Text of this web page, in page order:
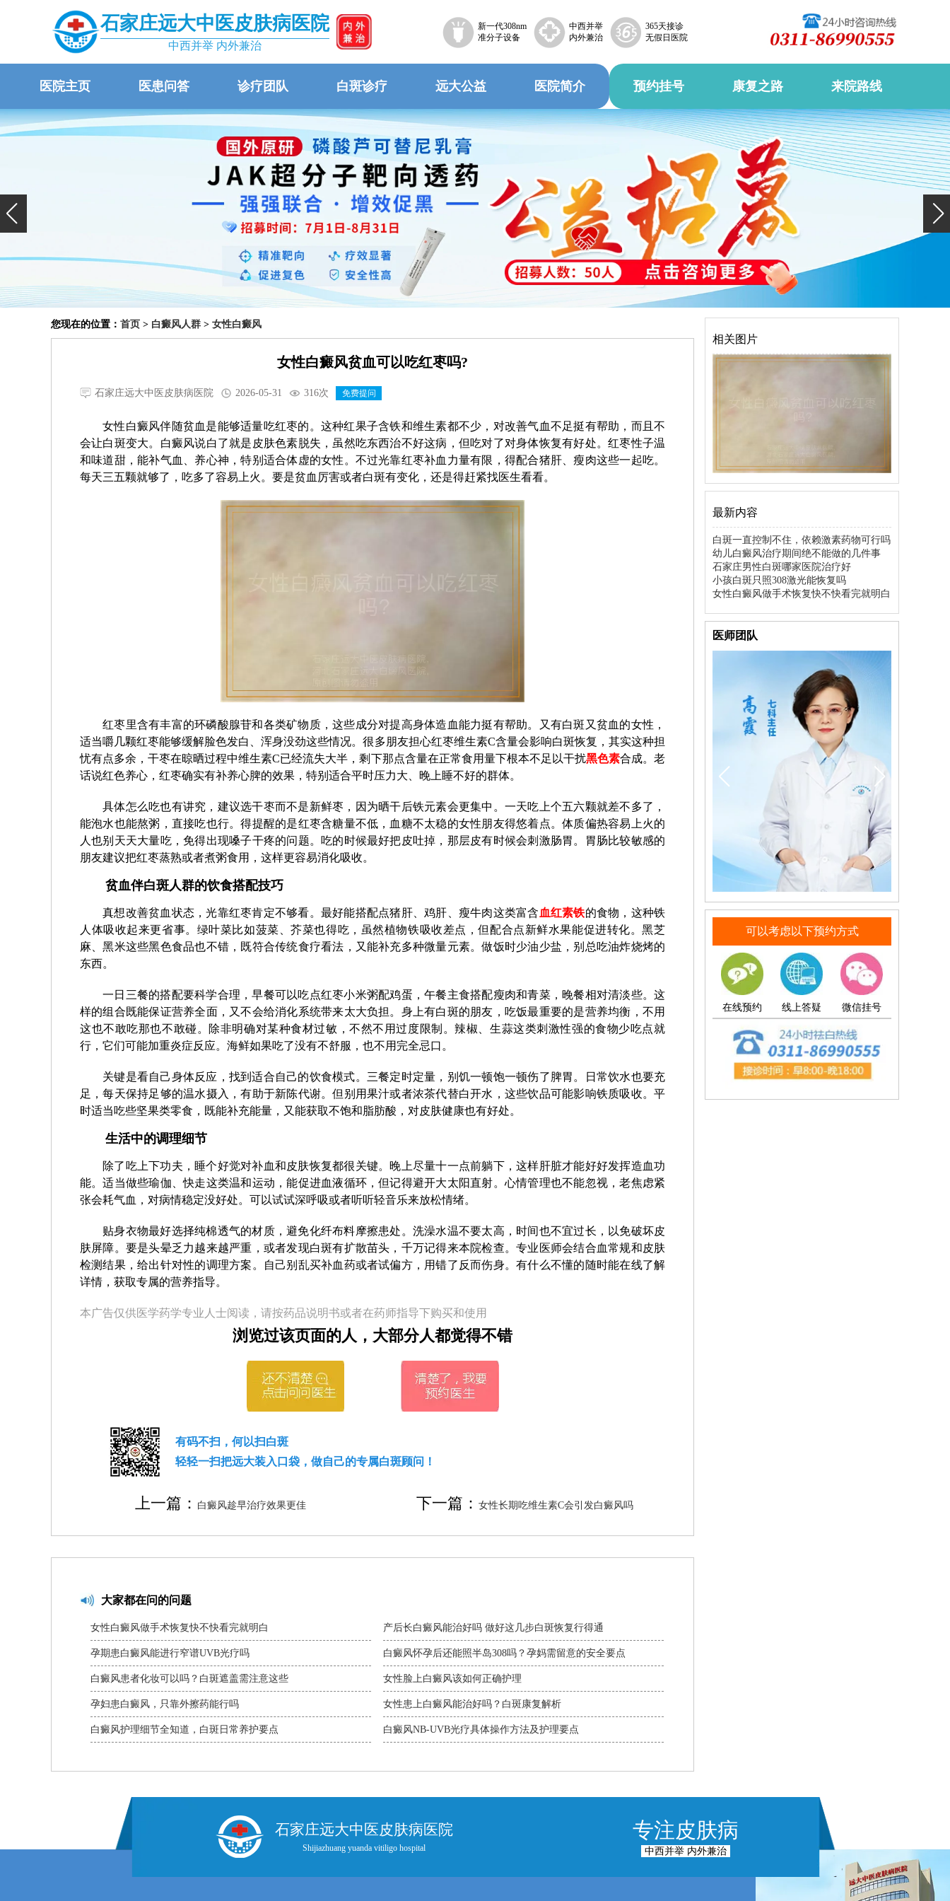
石家庄远大中医皮肤病医院
中西并举 内外兼治
新一代308nm
准分子设备
中西并举
内外兼治
365天接诊
无假日医院
医院主页 医患问答 诊疗团队 白斑诊疗 远大公益 医院简介 预约挂号 康复之路 来院路线
您现在的位置： 首页 > 白癜风人群 > 女性白癜风
女性白癜风贫血可以吃红枣吗?
石家庄远大中医皮肤病医院 2026-05-31 316次 免费提问
女性白癜风伴随贫血是能够适量吃红枣的。这种红果子含铁和维生素都不少，对改善气血不足挺有帮助，而且不
会让白斑变大。白癜风说白了就是皮肤色素脱失，虽然吃东西治不好这病，但吃对了对身体恢复有好处。红枣性子温
和味道甜，能补气血、养心神，特别适合体虚的女性。不过光靠红枣补血力量有限，得配合猪肝、瘦肉这些一起吃。
每天三五颗就够了，吃多了容易上火。要是贫血厉害或者白斑有变化，还是得赶紧找医生看看。
红枣里含有丰富的环磷酸腺苷和各类矿物质，这些成分对提高身体造血能力挺有帮助。又有白斑又贫血的女性，
适当嚼几颗红枣能够缓解脸色发白、浑身没劲这些情况。很多朋友担心红枣维生素C含量会影响白斑恢复，其实这种担
忧有点多余，干枣在晾晒过程中维生素C已经流失大半，剩下那点含量在正常食用量下根本不足以干扰黑色素合成。老
话说红色养心，红枣确实有补养心脾的效果，特别适合平时压力大、晚上睡不好的群体。
具体怎么吃也有讲究，建议选干枣而不是新鲜枣，因为晒干后铁元素会更集中。一天吃上个五六颗就差不多了，
能泡水也能熬粥，直接吃也行。得提醒的是红枣含糖量不低，血糖不太稳的女性朋友得悠着点。体质偏热容易上火的
人也别天天大量吃，免得出现嗓子干疼的问题。吃的时候最好把皮吐掉，那层皮有时候会刺激肠胃。胃肠比较敏感的
朋友建议把红枣蒸熟或者煮粥食用，这样更容易消化吸收。
贫血伴白斑人群的饮食搭配技巧
真想改善贫血状态，光靠红枣肯定不够看。最好能搭配点猪肝、鸡肝、瘦牛肉这类富含 血红素铁的食物，这种铁
人体吸收起来更省事。绿叶菜比如菠菜、芥菜也得吃，虽然植物铁吸收差点，但配合点新鲜水果能促进转化。黑芝
麻、黑米这些黑色食品也不错，既符合传统食疗看法，又能补充多种微量元素。做饭时少油少盐，别总吃油炸烧烤的
东西。
一日三餐的搭配要科学合理，早餐可以吃点红枣小米粥配鸡蛋，午餐主食搭配瘦肉和青菜，晚餐相对清淡些。这
样的组合既能保证营养全面，又不会给消化系统带来太大负担。身上有白斑的朋友，吃饭最重要的是营养均衡，不用
这也不敢吃那也不敢碰。除非明确对某种食材过敏，不然不用过度限制。辣椒、生蒜这类刺激性强的食物少吃点就
行，它们可能加重炎症反应。海鲜如果吃了没有不舒服，也不用完全忌口。
关键是看自己身体反应，找到适合自己的饮食模式。三餐定时定量，别饥一顿饱一顿伤了脾胃。日常饮水也要充
足，每天保持足够的温水摄入，有助于新陈代谢。但别用果汁或者浓茶代替白开水，这些饮品可能影响铁质吸收。平
时适当吃些坚果类零食，既能补充能量，又能获取不饱和脂肪酸，对皮肤健康也有好处。
生活中的调理细节
除了吃上下功夫，睡个好觉对补血和皮肤恢复都很关键。晚上尽量十一点前躺下，这样肝脏才能好好发挥造血功
能。适当做些瑜伽、快走这类温和运动，能促进血液循环，但记得避开大太阳直射。心情管理也不能忽视，老焦虑紧
张会耗气血，对病情稳定没好处。可以试试深呼吸或者听听轻音乐来放松情绪。
贴身衣物最好选择纯棉透气的材质，避免化纤布料摩擦患处。洗澡水温不要太高，时间也不宜过长，以免破坏皮
肤屏障。要是头晕乏力越来越严重，或者发现白斑有扩散苗头，千万记得来本院检查。专业医师会结合血常规和皮肤
检测结果，给出针对性的调理方案。自己别乱买补血药或者试偏方，用错了反而伤身。有什么不懂的随时能在线了解
详情，获取专属的营养指导。
本广告仅供医学药学专业人士阅读，请按药品说明书或者在药师指导下购买和使用
浏览过该页面的人，大部分人都觉得不错
有码不扫，何以扫白斑
轻轻一扫把远大装入口袋，做自己的专属白斑顾问！
上一篇： 白癜风趁早治疗效果更佳 下一篇： 女性长期吃维生素C会引发白癜风吗
大家都在问的问题
女性白癜风做手术恢复快不快看完就明白
孕期患白癜风能进行窄谱UVB光疗吗
白癜风患者化妆可以吗？白斑遮盖需注意这些
孕妇患白癜风，只靠外擦药能行吗
白癜风护理细节全知道，白斑日常养护要点
产后长白癜风能治好吗 做好这几步白斑恢复行得通
白癜风怀孕后还能照半岛308吗？孕妈需留意的安全要点
女性脸上白癜风该如何正确护理
女性患上白癜风能治好吗？白斑康复解析
白癜风NB-UVB光疗具体操作方法及护理要点
相关图片
最新内容
白斑一直控制不住，依赖激素药物可行吗
幼儿白癜风治疗期间绝不能做的几件事
石家庄男性白斑哪家医院治疗好
小孩白斑只照308激光能恢复吗
女性白癜风做手术恢复快不快看完就明白
医师团队
可以考虑以下预约方式
在线预约 线上答疑 微信挂号
石家庄远大中医皮肤病医院
Shijiazhuang yuanda vitiligo hospital
专注皮肤病
中西并举 内外兼治